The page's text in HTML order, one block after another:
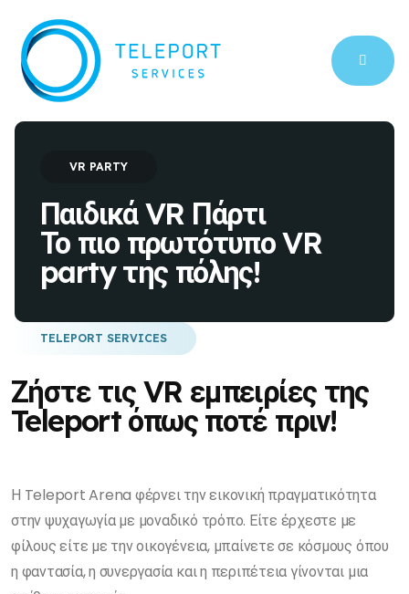
VR PARTY
Παιδικά VR Πάρτι
Το πιο πρωτότυπο VR
party της πόλης!
TELEPORT SERVICES
Ζήστε τις VR εμπειρίες της
Teleport όπως ποτέ πριν!
Η Teleport Arena φέρνει την εικονική πραγματικότητα
στην ψυχαγωγία με μοναδικό τρόπο. Είτε έρχεστε με
φίλους είτε με την οικογένεια, μπαίνετε σε κόσμους όπου
η φαντασία, η συνεργασία και η περιπέτεια γίνονται μια